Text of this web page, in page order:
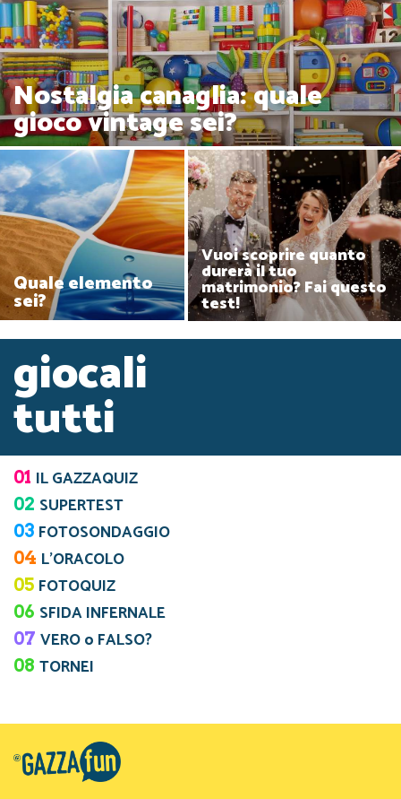
Nostalgia canaglia: quale
gioco vintage sei?
Quale elemento
sei?
Vuoi scoprire quanto
durerà il tuo
matrimonio? Fai questo
test!
giocali
tutti
01 IL GAZZAQUIZ
02 SUPERTEST
03 FOTOSONDAGGIO
04 L’ORACOLO
05 FOTOQUIZ
06 SFIDA INFERNALE
07 VERO o FALSO?
08 TORNEI